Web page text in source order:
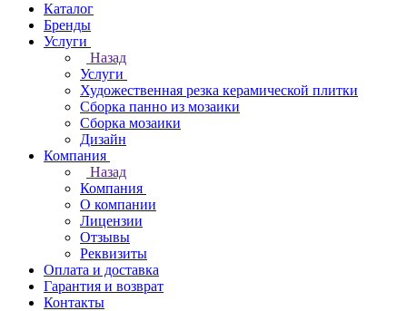
Каталог
Бренды
Услуги
Назад
Услуги
Художественная резка керамической плитки
Сборка панно из мозаики
Сборка мозаики
Дизайн
Компания
Назад
Компания
О компании
Лицензии
Отзывы
Реквизиты
Оплата и доставка
Гарантия и возврат
Контакты